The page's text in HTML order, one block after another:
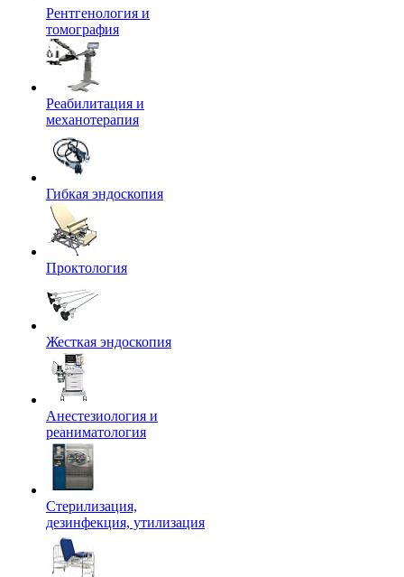
Рентгенология и
томография
Реабилитация и
механотерапия
Гибкая эндоскопия
Проктология
Жесткая эндоскопия
Анестезиология и
реаниматология
Стерилизация,
дезинфекция, утилизация